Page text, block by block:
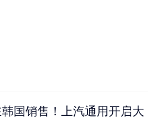
国销售！上汽通用开启大